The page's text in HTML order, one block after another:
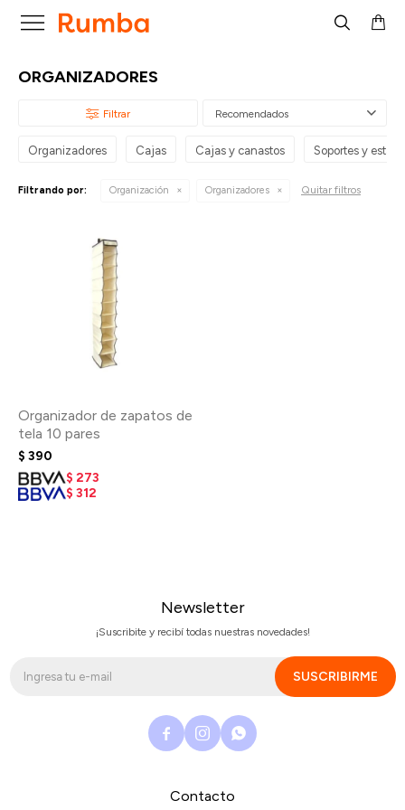

ORGANIZADORES
Recomendados
Organizadores Cajas Cajas y canastos Soportes y
Filtrando por: Organización Organizadores Quitar filtros
Organizador de zapatos de
tela 10 pares
$ 390
$ 273
$ 312
Contacto
Newsletter
¡Suscribite y recibí todas nuestras novedades!
SUSCRIBIRME
  